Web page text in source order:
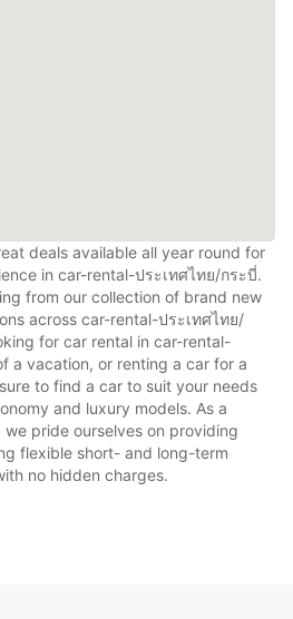
deals available all year round for
in car-rental-ประเทศไทย/กระบี่.
from our collection of brand new
across car-rental-ประเทศไทย/
for car rental in car-rental-
a vacation, or renting a car for a
to find a car to suit your needs
and luxury models. As a
pride ourselves on providing
flexible short- and long-term
no hidden charges.